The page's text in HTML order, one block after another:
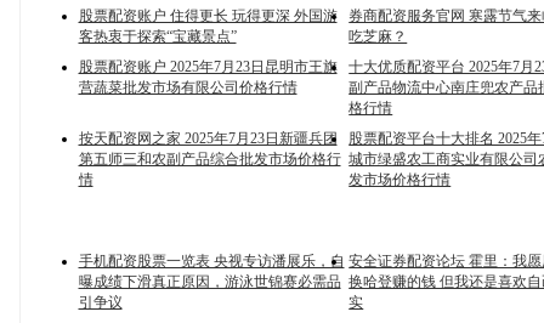
股票配资账户 住得更长 玩得更深 外国游
客热衷于探索“宝藏景点”
券商配资服务官网 寒露节气
吃芝麻？
股票配资账户 2025年7月23日昆明市王旗
营蔬菜批发市场有限公司价格行情
十大优质配资平台 2025年7月
副产品物流中心南庄兜农产品
格行情
按天配资网之家 2025年7月23日新疆兵团
第五师三和农副产品综合批发市场价格行
情
股票配资平台十大排名 2025
城市绿盛农工商实业有限公司
发市场价格行情
手机配资股票一览表 央视专访潘展乐，自
曝成绩下滑真正原因，游泳世锦赛必需品
引争议
安全证券配资论坛 霍里：我
换哈登赚的钱 但我还是喜欢
实